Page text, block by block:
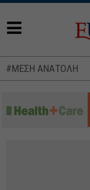
#ΜΕΣΗ ΑΝΑΤΟΛΗ